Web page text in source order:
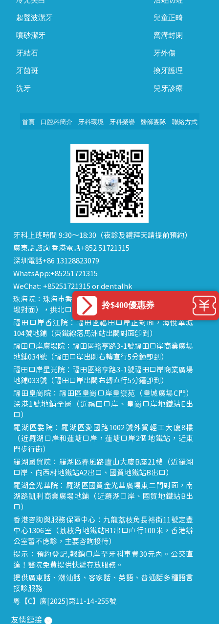
超聲波潔牙
噴砂潔牙
牙結石
牙菌斑
洗牙
兒童正畸
窩溝封閉
牙外傷
換牙護理
兒牙診療
首頁 口腔科簡介 牙科環境 牙科榮譽 醫師團隊 聯絡方式
牙科上班時間 9:30～18:30（夜診及禮拜天請提前預約）
廣東話諮詢 香港電話+852 51721315
深圳電話+86 13128823079
WhatsApp:+85251721315
WeChat: +85251721315 or dentalhk
珠海院：珠海市香洲區 拱北中建商業大廈 15樓（迎賓廣
場對面），拱北口岸步行8分鐘直達
福田口岸香江院：福田區福田口岸正對面，海悅華城
104號地鋪（東鐵線落馬洲站出關對面即到）
福田口岸廣場院：福田區裕亨路3-1號福田口岸商業廣場
地鋪034號（福田口岸出關右轉直行5分鐘即到）
福田口岸星光院：福田區裕亨路3-1號福田口岸商業廣場
地鋪033號（福田口岸出關右轉直行5分鐘即到）
福田皇崗院：福田區皇崗口岸皇禦苑（皇城廣場C門）
深港1號地鋪全層（近福田口岸、皇崗口岸地鐵站E出
口）
羅湖區委院：羅湖區愛國路1002號外貿輕工大廈8樓
（近羅湖口岸和蓮塘口岸，蓮塘口岸2個地鐵站，近東
門步行街）
羅湖國貿院：羅湖區春風路廬山大廈B座21樓（近羅湖
口岸、向西村地鐵站A2出口、國貿地鐵站B出口）
羅湖金光華院：羅湖區國貿金光華廣場東二門對面，南
湖路凱利商業廣場地鋪（近羅湖口岸、國貿地鐵站B出
口）
香港咨詢與服務保障中心：九龍荔枝角長裕街11號定豐
中心1306室（荔枝角地鐵站B1出口直行100米，香港辦
公室暫不應診，主要咨詢接待）
提示：預約登記,報銷口岸至牙科車費30元內。公交直
達！醫院免費提供快遞存放服務。
提供廣東話、潮汕話、客家話、英語、普通話多種語言
接診服務
粵【C】廣[2025]第11-14-255號
友情鏈接
拎$400優惠券